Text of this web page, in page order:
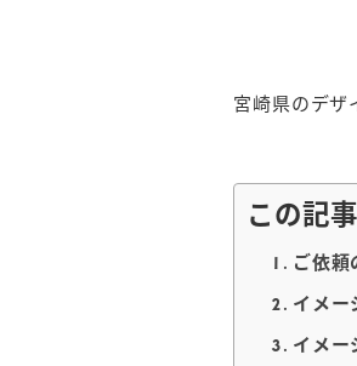
宮崎県のデザ
この記
ご依頼
イメー
イメー